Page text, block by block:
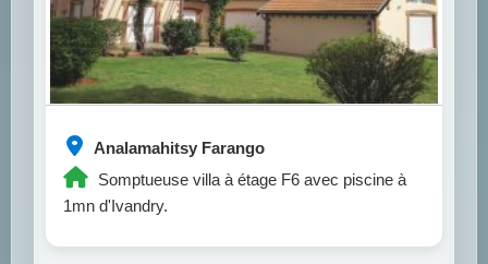
Analamahitsy Farango
Somptueuse villa à étage F6 avec piscine à
1mn d'Ivandry.